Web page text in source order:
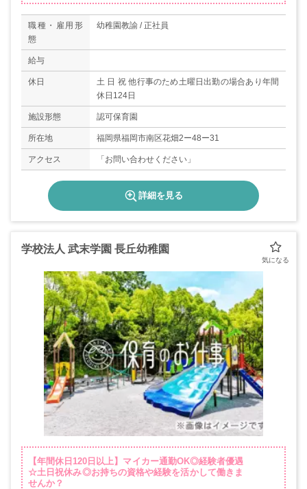
職種・雇用形
態
幼稚園教諭 / 正社員
給与
休日
土 日 祝 他行事のため土曜日出勤の場合あり年間
休日124日
施設形態 認可保育園
所在地 福岡県福岡市南区花畑2ー48ー31
アクセス 「お問い合わせください」
詳細を見る
学校法人 武末学園 長丘幼稚園
【年間休日120日以上】マイカー通勤OK◎経験者優遇
☆土日祝休み◎お持ちの資格や経験を活かして働きま
せんか？